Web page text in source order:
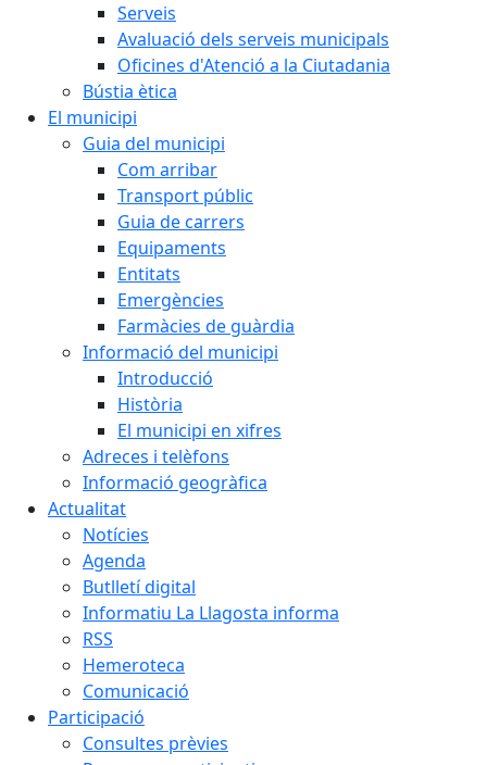
Serveis
Avaluació dels serveis municipals
Oficines d'Atenció a la Ciutadania
Bústia ètica
El municipi
Guia del municipi
Com arribar
Transport públic
Guia de carrers
Equipaments
Entitats
Emergències
Farmàcies de guàrdia
Informació del municipi
Introducció
Història
El municipi en xifres
Adreces i telèfons
Informació geogràfica
Actualitat
Notícies
Agenda
Butlletí digital
Informatiu La Llagosta informa
RSS
Hemeroteca
Comunicació
Participació
Consultes prèvies